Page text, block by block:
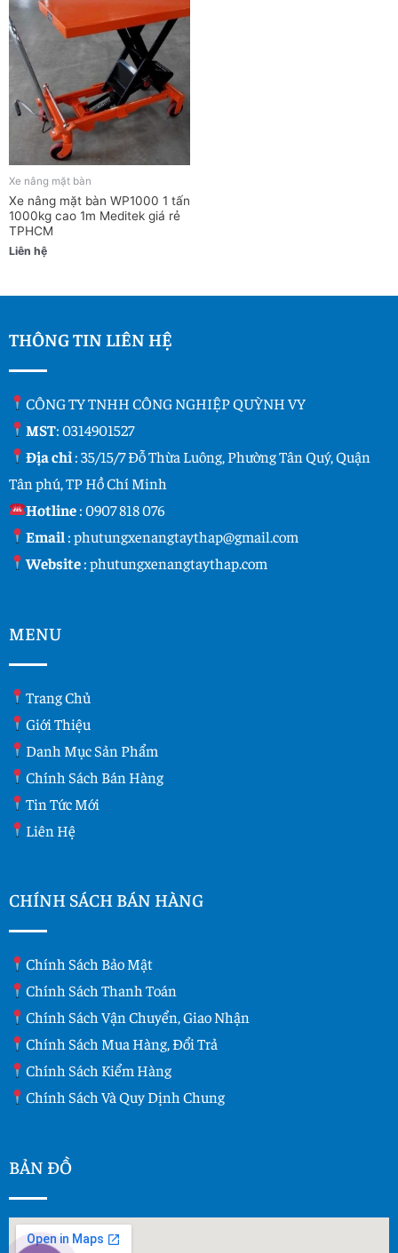
Xe nâng mặt bàn
Xe nâng mặt bàn WP1000 1 tấn
1000kg cao 1m Meditek giá rẻ
TPHCM
Liên hệ
THÔNG TIN LIÊN HỆ
CÔNG TY TNHH CÔNG NGHIỆP QUỲNH VY
MST: 0314901527
Địa chỉ: 35/15/7 Đỗ Thừa Luông, Phường Tân Quý, Quận
Tân phú, TP Hồ Chí Minh
Hotline:0907 818 076
Email :phutungxenangtaythap@gmail.com
Website:phutungxenangtaythap.com
MENU
Trang Chủ
Giới Thiệu
Danh Mục Sản Phẩm
Chính Sách Bán Hàng
Tin Tức Mới
Liên Hệ
CHÍNH SÁCH BÁN HÀNG
Chính Sách Bảo Mật
Chính Sách Thanh Toán
Chính Sách Vận Chuyển, Giao Nhận
Chính Sách Mua Hàng, Đổi Trả
Chính Sách Kiểm Hàng
Chính Sách Và Quy Dịnh Chung
BẢN ĐỒ